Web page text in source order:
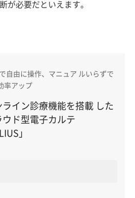
が必要だといえます。
自由に操作、マニュア ルいらずで
率アップ
ライン診療機能を搭載 した
ウド型電子カルテ
」